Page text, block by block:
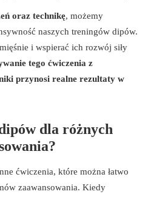
oraz technikę, możemy
naszych treningów dipów.
i wspierać ich rozwój siły
tego ćwiczenia z
przynosi realne rezultaty w
dla różnych
ćwiczenia, które można łatwo
zaawansowania. Kiedy